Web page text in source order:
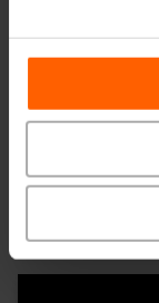
10%